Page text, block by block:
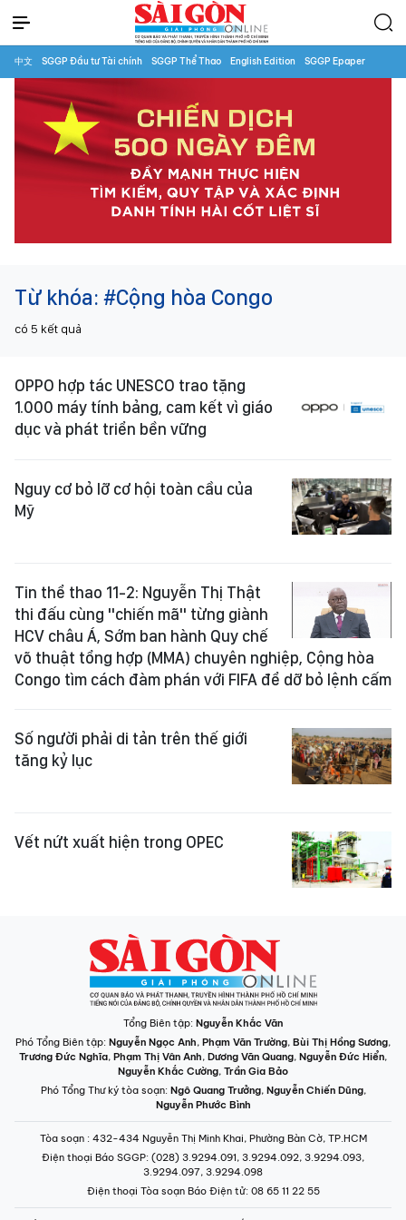
中文 SGGP Đầu tư Tài chính SGGP Thể Thao English Edition SGGP Epaper
Từ khóa: #Cộng hòa Congo
có 5 kết quả
OPPO hợp tác UNESCO trao tặng
1.000 máy tính bảng, cam kết vì giáo
dục và phát triển bền vững
Nguy cơ bỏ lỡ cơ hội toàn cầu của
Mỹ
Tin thể thao 11-2: Nguyễn Thị Thật
thi đấu cùng "chiến mã" từng giành
HCV châu Á, Sớm ban hành Quy chế
võ thuật tổng hợp (MMA) chuyên nghiệp, Cộng hòa
Congo tìm cách đàm phán với FIFA để dỡ bỏ lệnh cấm
Số người phải di tản trên thế giới
tăng kỷ lục
Vết nứt xuất hiện trong OPEC
Tổng Biên tập: Nguyễn Khắc Văn
Phó Tổng Biên tập: Nguyễn Ngọc Anh, Phạm Văn Trường, Bùi Thị Hồng Sương,
Trương Đức Nghĩa, Phạm Thị Vân Anh, Dương Văn Quang, Nguyễn Đức Hiển,
Nguyễn Khắc Cường, Trần Gia Bảo
Phó Tổng Thư ký tòa soạn: Ngô Quang Trưởng, Nguyễn Chiến Dũng,
Nguyễn Phước Bình
Tòa soạn : 432-434 Nguyễn Thị Minh Khai, Phường Bàn Cờ, TP.HCM
Điện thoại Báo SGGP: (028) 3.9294.091, 3.9294.092, 3.9294.093,
3.9294.097, 3.9294.098
Điện thoại Tòa soạn Báo Điện tử: 08 65 11 22 55